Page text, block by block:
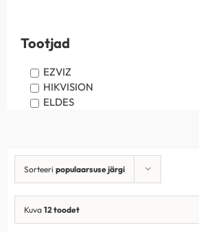
Sorteeri populaarsuse järgi
Kuva 12 toodet
Tootjad
EZVIZ
HIKVISION
ELDES